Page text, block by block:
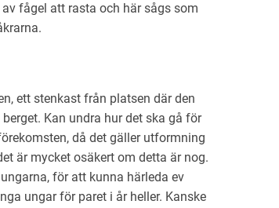
fågel att rasta och här sågs som
ett stenkast från platsen där den
Kan undra hur det ska gå för
då det gäller utformning
är mycket osäkert om detta är nog.
för att kunna härleda ev
ungar för paret i år heller. Kanske